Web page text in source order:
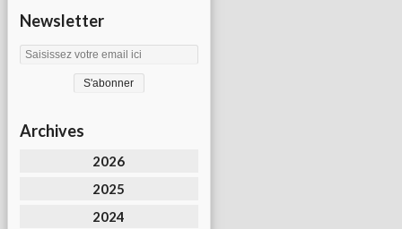
Newsletter
Archives
2026
2025
2024